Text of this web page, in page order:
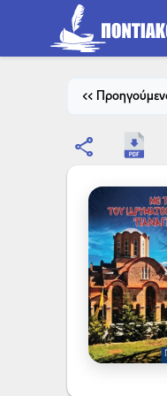
<<
share